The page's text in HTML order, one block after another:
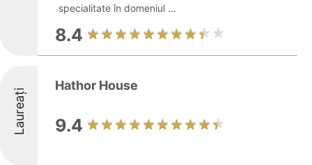
specialitate în domeniul ...
8.4
Laureați
Hathor House
9.4